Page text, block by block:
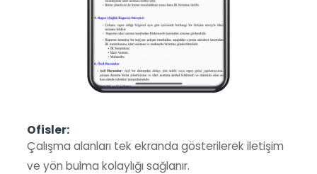
Ofisler:
Çalışma alanları tek ekranda gösterilerek iletişim
ve yön bulma kolaylığı sağlanır.